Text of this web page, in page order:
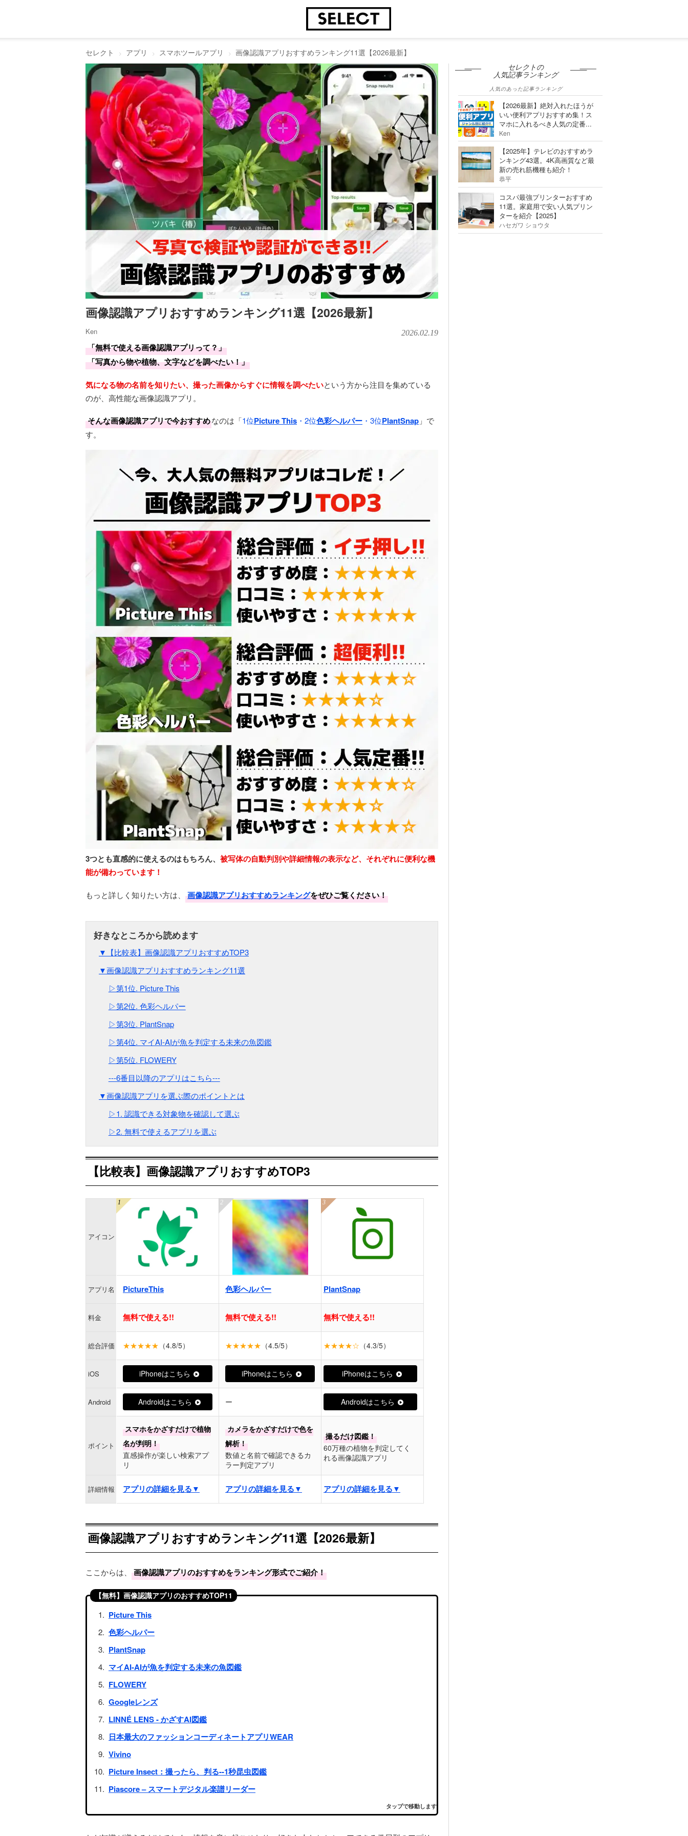
セレクト アプリ スマホツールアプリ 画像認識アプリおすすめランキング11選【2026最新】
画像認識アプリおすすめランキング11選【2026最新】
Ken 2026.02.19
「無料で使える画像認識アプリって？」
「写真から物や植物、文字などを調べたい！」
気になる物の名前を知りたい、撮った画像からすぐに情報を調べたいという方から注目を集めている
のが、高性能な画像認識アプリ。
そんな画像認識アプリで今おすすめなのは「1位Picture This ・2位色彩ヘルパー ・3位PlantSnap 」で
す。
3つとも直感的に使えるのはもちろん、 被写体の自動判別や詳細情報の表示など、それぞれに便利な機
能が備わっています！
もっと詳しく知りたい方は、 画像認識アプリおすすめランキングをぜひご覧ください！
▼【比較表】画像認識アプリおすすめTOP3
▼画像認識アプリおすすめランキング11選
▷第1位. Picture This
▷第2位. 色彩ヘルパー
▷第3位. PlantSnap
▷第4位. マイAI-AIが魚を判定する未来の魚図鑑
▷第5位. FLOWERY
---6番目以降のアプリはこちら---
▼画像認識アプリを選ぶ際のポイントとは
▷1. 認識できる対象物を確認して選ぶ
▷2. 無料で使えるアプリを選ぶ
【比較表】画像認識アプリおすすめTOP3
アイコン
アプリ名 PictureThis 色彩ヘルパー PlantSnap
料金 無料で使える!! 無料で使える!! 無料で使える!!
総合評価 ★★★★★ （4.8/5） ★★★★★ （4.5/5） ★★★★☆ （4.3/5）
iOS iPhoneはこちら iPhoneはこちら iPhoneはこちら
Android Androidはこちら ー Androidはこちら
ポイント
スマホをかざすだけで植物
名が判明！
直感操作が楽しい検索アプ
リ
カメラをかざすだけで色を
解析！
数値と名前で確認できるカ
ラー判定アプリ
撮るだけ図鑑！
60万種の植物を判定してく
れる画像認識アプリ
詳細情報 アプリの詳細を見る▼ アプリの詳細を見る▼ アプリの詳細を見る▼
画像認識アプリおすすめランキング11選【2026最新】
ここからは、 画像認識アプリのおすすめをランキング形式でご紹介！
【無料】画像認識アプリのおすすめTOP11
Picture This
色彩ヘルパー
PlantSnap
マイAI-AIが魚を判定する未来の魚図鑑
FLOWERY
Googleレンズ
LINNÉ LENS - かざすAI図鑑
日本最大のファッションコーディネートアプリWEAR
Vivino
Picture Insect：撮ったら、判る--1秒昆虫図鑑
Piascore – スマートデジタル楽譜リーダー
タップで移動します
セレクトの
人気記事ランキング
人気のあった記事ランキング
【2026最新】絶対入れたほうが
いい便利アプリおすすめ集！ス
マホに入れるべき人気の定番...
Ken
【2025年】テレビのおすすめラ
ンキング43選。4K高画質など最
新の売れ筋機種も紹介！
恭平
コスパ最強プリンターおすすめ
11選。家庭用で安い人気プリン
ターを紹介【2025】
ハセガワ ショウタ